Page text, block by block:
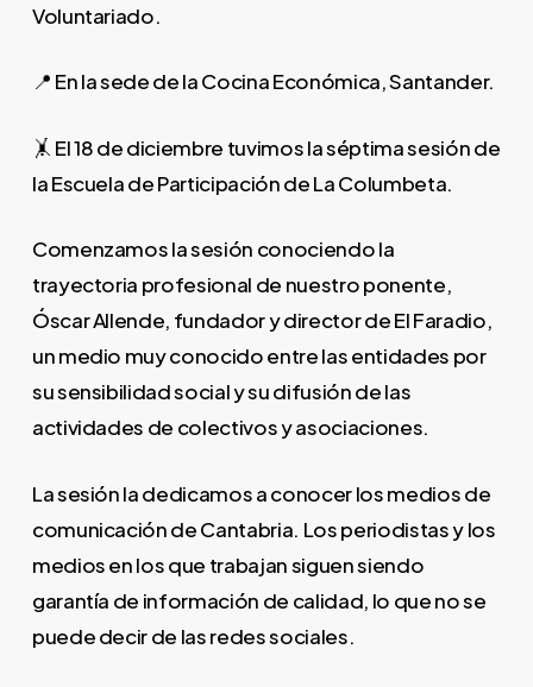
Voluntariado.
📍 En la sede de la Cocina Económica, Santander.
🤸 El 18 de diciembre tuvimos la séptima sesión de
la Escuela de Participación de La Columbeta.
Comenzamos la sesión conociendo la
trayectoria profesional de nuestro ponente,
Óscar Allende, fundador y director de El Faradio,
un medio muy conocido entre las entidades por
su sensibilidad social y su difusión de las
actividades de colectivos y asociaciones.
La sesión la dedicamos a conocer los medios de
comunicación de Cantabria. Los periodistas y los
medios en los que trabajan siguen siendo
garantía de información de calidad, lo que no se
puede decir de las redes sociales.